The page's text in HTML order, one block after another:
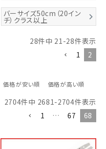
バーサイズ50cm（20イン
チ）クラス以上
28件中 21-28件表示
1
2
価格が安い順 価格が高い順
2704件中 2681 -2704件表示
1
… 67 68